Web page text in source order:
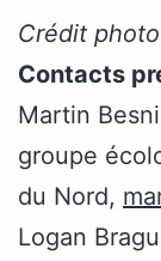
Crédit photo
Contacts
Martin
groupe
du Nord,
Logan